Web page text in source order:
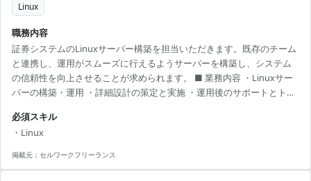
Linux
職務内容
証券システムのLinuxサーバー構築を担当いただきます。既存のチーム
と連携し、運用がスムーズに行えるようサーバーを構築し、システム
の信頼性を向上させることが求められます。 ■ 業務内容 ・Linuxサー
バーの構築・運用 ・詳細設計の策定と実施 ・運用後のサポートとトラ
められる環境 ・Linuxの専門知識を活かす機会がある ・31歳以下のエ
ンジニアも多数活躍中
必須スキル
・Linux
掲載元： セルワークフリーランス